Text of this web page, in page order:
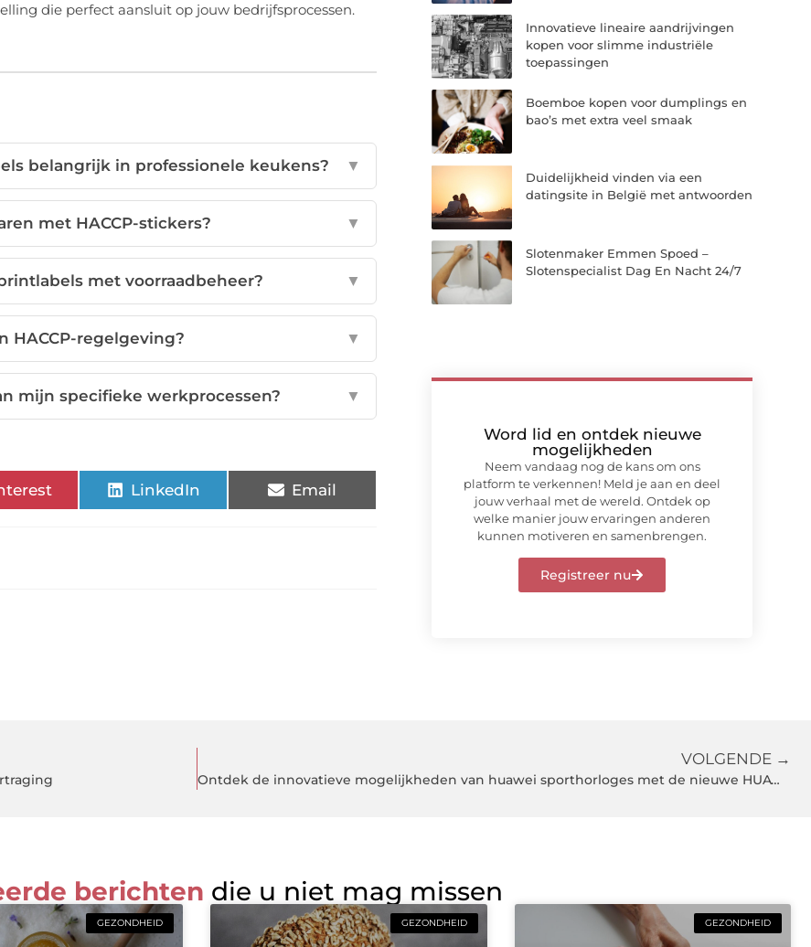
die perfect aansluit op jouw bedrijfsprocessen.
belangrijk in professionele keukens? ▼
met HACCP-stickers? ▼
met voorraadbeheer? ▼
HACCP-regelgeving? ▼
mijn specifieke werkprocessen? ▼
LinkedIn Email
Innovatieve lineaire aandrijvingen
kopen voor slimme industriële
toepassingen
Boemboe kopen voor dumplings en
bao’s met extra veel smaak
Duidelijkheid vinden via een
datingsite in België met antwoorden
Slotenmaker Emmen Spoed –
Slotenspecialist Dag En Nacht 24/7
Word lid en ontdek nieuwe
mogelijkheden
Neem vandaag nog de kans om ons
platform te verkennen! Meld je aan en deel
jouw verhaal met de wereld. Ontdek op
welke manier jouw ervaringen anderen
kunnen motiveren en samenbrengen.
Registreer nu
VOLGENDE →
Ontdek de innovatieve mogelijkheden van huawei sporthorloges met de nieuwe HUAWEI WATCH FIT 5 Pro
berichten die u niet mag missen
GEZONDHEID GEZONDHEID GEZONDHEID